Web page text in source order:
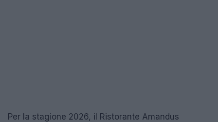
Per la stagione 2026, il Ristorante Amandus